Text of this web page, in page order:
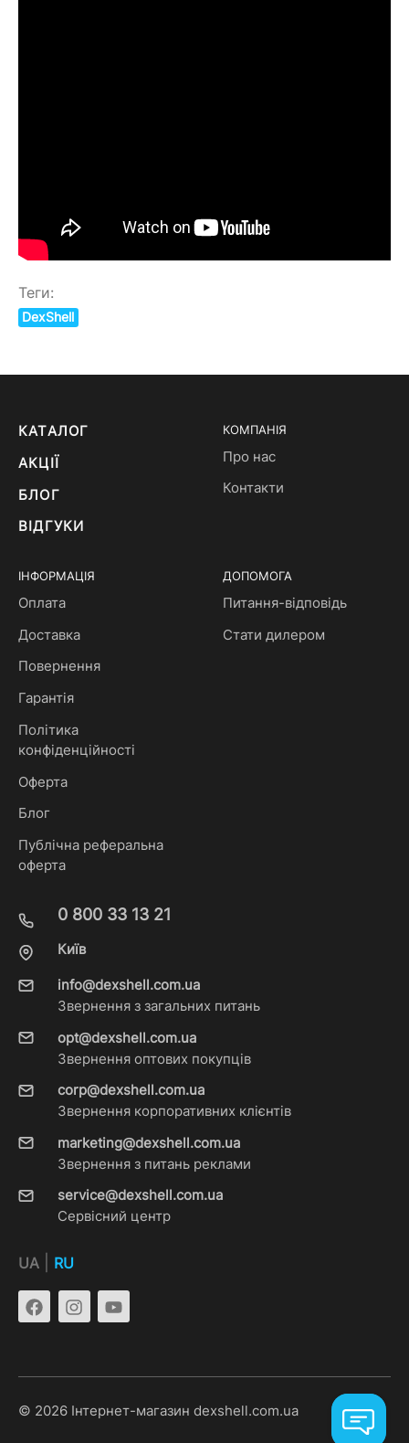
Теги:
DexShell
КАТАЛОГ
АКЦІЇ
БЛОГ
ВІДГУКИ
КОМПАНІЯ
Про нас
Контакти
ІНФОРМАЦІЯ
Оплата
Доставка
Повернення
Гарантія
Політика
конфіденційності
Оферта
Блог
Публічна реферальна
оферта
ДОПОМОГА
Питання-відповідь
Стати дилером
0 800 33 13 21
Київ
info@dexshell.com.ua
Звернення з загальних питань
opt@dexshell.com.ua
Звернення оптових покупців
corp@dexshell.com.ua
Звернення корпоративних клієнтів
marketing@dexshell.com.ua
Звернення з питань реклами
service@dexshell.com.ua
Сервісний центр
UA RU
© 2026 Інтернет-магазин dexshell.com.ua